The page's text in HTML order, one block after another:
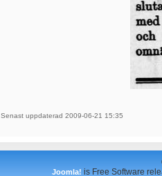
Senast uppdaterad 2009-06-21 15:35
Joomla! is Free Software